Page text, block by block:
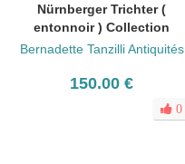
Nürnberger Trichter (
entonnoir ) Collection
Bernadette Tanzilli Antiquités
150.00 €
0